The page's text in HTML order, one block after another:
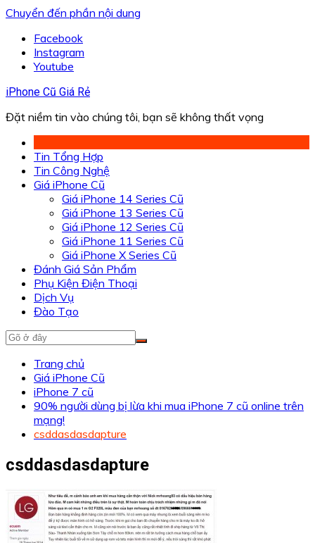
Chuyển đến phần nội dung
Facebook
Instagram
Youtube
iPhone Cũ Giá Rẻ
Đặt niềm tin vào chúng tôi, bạn sẽ không thất vọng
Tin Tổng Hợp
Tin Công Nghệ
Giá iPhone Cũ
Giá iPhone 14 Series Cũ
Giá iPhone 13 Series Cũ
Giá iPhone 12 Series Cũ
Giá iPhone 11 Series Cũ
Giá iPhone X Series Cũ
Đánh Giá Sản Phẩm
Phụ Kiện Điện Thoại
Dịch Vụ
Đào Tạo
Trang chủ
Giá iPhone Cũ
iPhone 7 cũ
90% người dùng bị lừa khi mua iPhone 7 cũ online trên
mạng!
csddasdasdapture
csddasdasdapture